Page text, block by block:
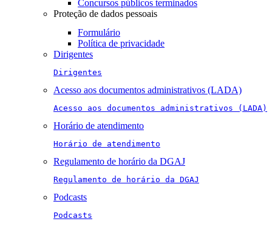
Concursos públicos terminados
Proteção de dados pessoais
Formulário
Política de privacidade
Dirigentes
Dirigentes
Acesso aos documentos administrativos (LADA)
Acesso aos documentos administrativos (LADA)
Horário de atendimento
Horário de atendimento
Regulamento de horário da DGAJ
Regulamento de horário da DGAJ
Podcasts
Podcasts